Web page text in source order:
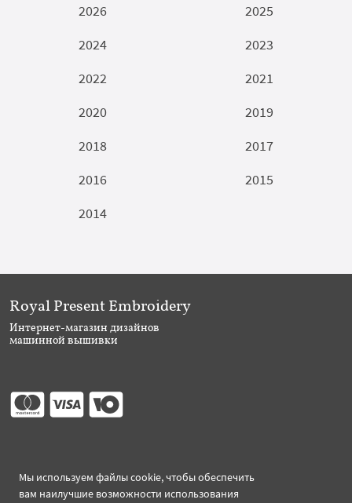
2026
2025
2024
2023
2022
2021
2020
2019
2018
2017
2016
2015
2014
Мы используем файлы cookie, чтобы обеспечить
вам наилучшие возможности использования
Royal Present Embroidery
Интернет-магазин дизайнов
машинной вышивки